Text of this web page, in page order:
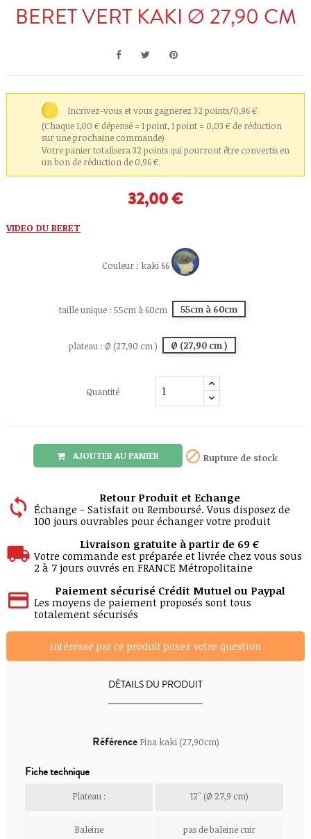
BERET VERT KAKI Ø 27,90 CM
Incrivez-vous et vous gagnerez 32 points/0,96 €
(Chaque 1,00 € dépensé = 1 point, 1 point = 0,03 € de réduction
sur une prochaine commande)
Votre panier totalisera 32 points qui pourront être convertis en
un bon de réduction de 0,96 €.
32,00 €
VIDEO DU BERET
Couleur : kaki 66
kaki
66
taille unique : 55cm à 60cm 55cm à 60cm
plateau : Ø (27,90 cm ) Ø (27,90 cm )
Quantité
AJOUTER AU PANIER  Rupture de stock
Retour Produit et Echange
Échange - Satisfait ou Remboursé. Vous disposez de
100 jours ouvrables pour échanger votre produit
Livraison gratuite à partir de 69 €
Votre commande est préparée et livrée chez vous sous
2 à 7 jours ouvrés en FRANCE Métropolitaine
Paiement sécurisé Crédit Mutuel ou Paypal
Les moyens de paiement proposés sont tous
totalement sécurisés
intéressé par ce produit posez votre question
DÉTAILS DU PRODUIT
Référence Fina kaki (27,90cm)
Fiche technique
Plateau : 12" (Ø 27,9 cm)
Baleine pas de baleine cuir